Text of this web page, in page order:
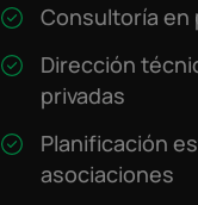
Consultoría
Dirección
privadas
Planificación
asociaciones